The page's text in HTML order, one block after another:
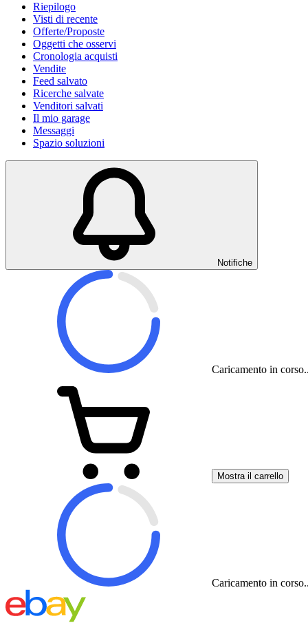
Riepilogo
Visti di recente
Offerte/Proposte
Oggetti che osservi
Cronologia acquisti
Vendite
Feed salvato
Ricerche salvate
Venditori salvati
Il mio garage
Messaggi
Spazio soluzioni
Notifiche
Caricamento in
Mostra il carrello
Caricamento in